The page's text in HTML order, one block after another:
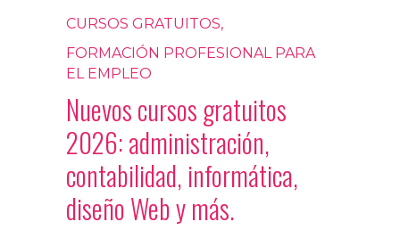
CURSOS GRATUITOS,
FORMACIÓN PROFESIONAL PARA
EL EMPLEO
Nuevos cursos gratuitos
2026: administración,
contabilidad, informática,
diseño Web y más.